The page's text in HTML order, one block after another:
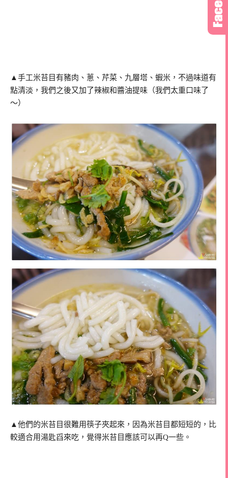
▲手工米苔目有豬肉、蔥、芹菜、九層塔、蝦米，不過味道有
點清淡，我們之後又加了辣椒和醬油提味（我們太重口味了
～）
▲他們的米苔目很難用筷子夾起來，因為米苔目都短短的，比
較適合用湯匙舀來吃，覺得米苔目應該可以再Q一些。